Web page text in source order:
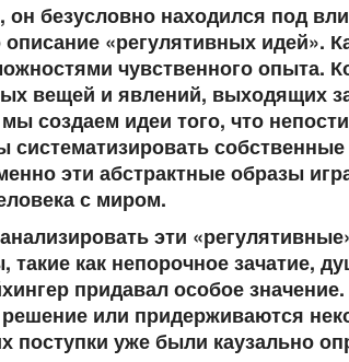
безусловно находился под
«регулятивных идей».
чувственного опыта.
вещей и явлений, выходящих
создаем идеи того, что
эти абстрактные образы
с миром.
эти
как непорочное зачатие,
придавал особое
или придерживаются
поступки уже были каузально